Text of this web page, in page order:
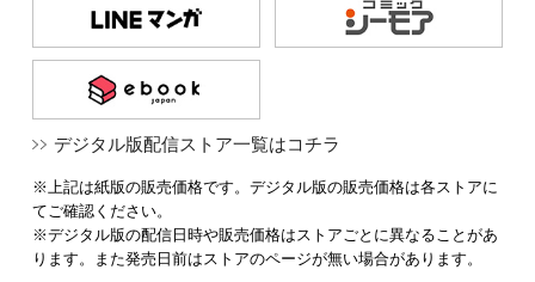
デジタル版配信ストア一覧はコチラ
※上記は紙版の販売価格です。デジタル版の販売価格は各ストアに
てご確認ください。
※デジタル版の配信日時や販売価格はストアごとに異なることがあ
ります。また発売日前はストアのページが無い場合があります。